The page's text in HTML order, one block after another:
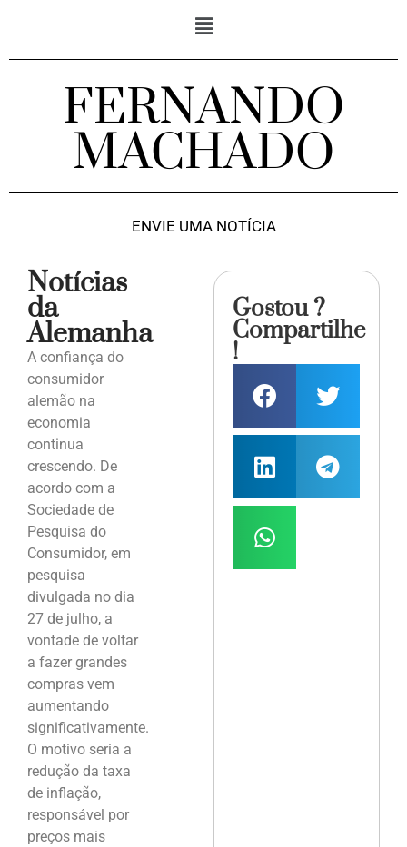
FERNANDO
MACHADO
ENVIE UMA NOTÍCIA
Notícias
da
Alemanha
A confiança do
consumidor
alemão na
economia
continua
crescendo. De
acordo com a
Sociedade de
Pesquisa do
Consumidor, em
pesquisa
divulgada no dia
27 de julho, a
vontade de voltar
a fazer grandes
compras vem
aumentando
significativamente.
O motivo seria a
redução da taxa
de inflação,
responsável por
preços mais
Gostou ?
Compartilhe
!